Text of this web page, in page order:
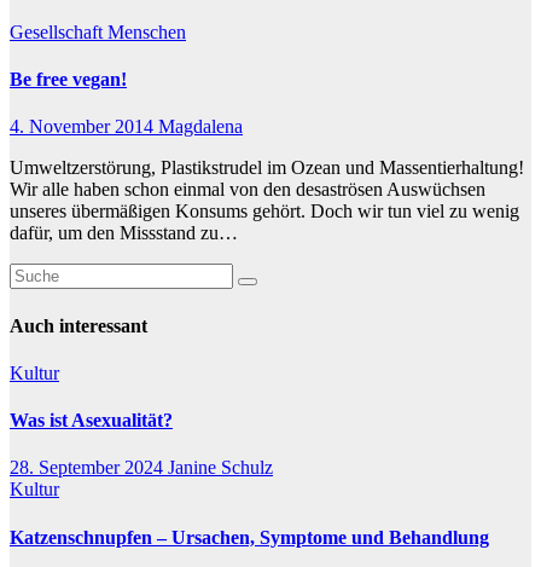
Gesellschaft Menschen
Be free vegan!
4. November 2014 Magdalena
Umweltzerstörung, Plastikstrudel im Ozean und Massentierhaltung!
Wir alle haben schon einmal von den desaströsen Auswüchsen
unseres übermäßigen Konsums gehört. Doch wir tun viel zu wenig
dafür, um den Missstand zu…
Auch interessant
Kultur
Was ist Asexualität?
28. September 2024 Janine Schulz
Kultur
Katzenschnupfen – Ursachen, Symptome und Behandlung